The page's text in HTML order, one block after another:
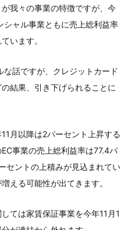
我々の事業の特徴ですが、今
シャル事業ともに売上総利益率
います。
話ですが、クレジットカード
結果、引き下げられることに
月以降は2パーセント上昇する
事業の売上総利益率は77.4パ
セントの上積みが見込まれてい
える可能性が出てきます。
ては家賃保証事業を今年11月1